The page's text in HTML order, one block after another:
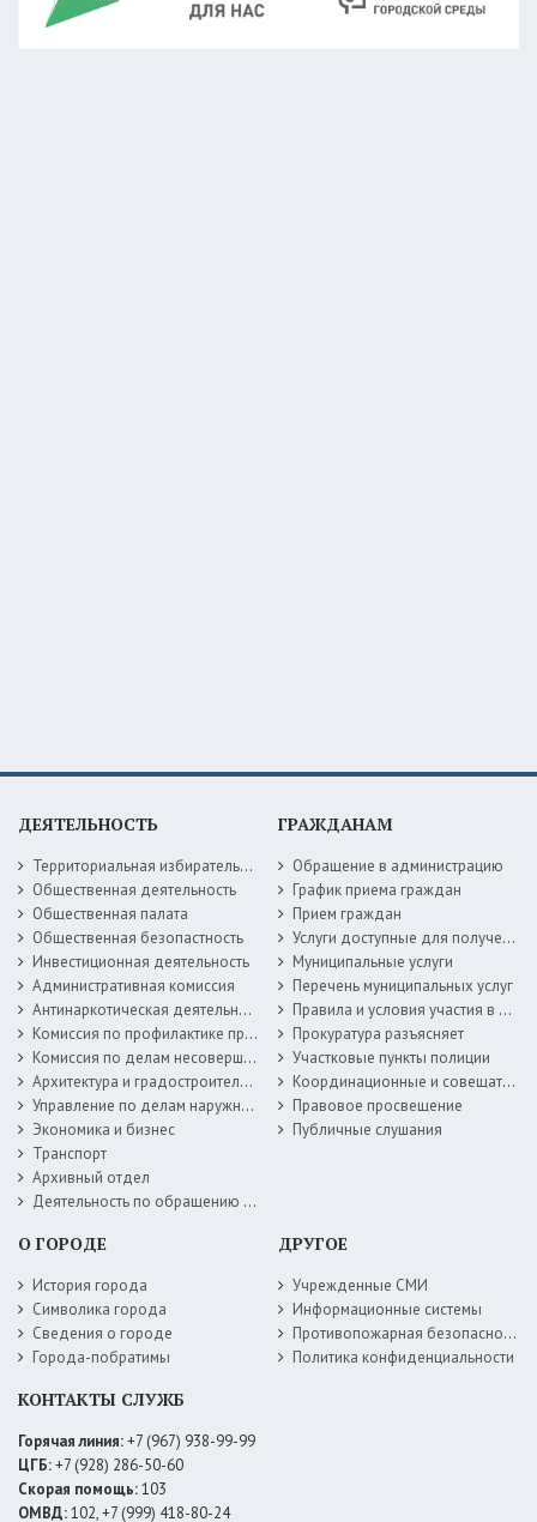
ДЕЯТЕЛЬНОСТЬ
Территориальная избирательная комиссия
Общественная деятельность
Общественная палата
Общественная безопастность
Инвестиционная деятельность
Административная комиссия
Антинаркотическая деятельность
Комиссия по профилактике правонарушений
Комиссия по делам несовершеннолетних
Архитектура и градостроительство
Управление по делам наружной рекламы
Экономика и бизнес
Транспорт
Архивный отдел
Деятельность по обращению с животными без владельцев
ГРАЖДАНАМ
Обращение в администрацию
График приема граждан
Прием граждан
Услуги доступные для получения в электронной форме
Муниципальные услуги
Перечень муниципальных услуг
Правила и условия участия в жилищных программах
Прокуратура разъясняет
Участковые пункты полиции
Координационные и совещательные органы
Правовое просвещение
Публичные слушания
О ГОРОДЕ
История города
Символика города
Сведения о городе
Города-побратимы
ДРУГОЕ
Учрежденные СМИ
Информационные системы
Противопожарная безопасность
Политика конфиденциальности
КОНТАКТЫ СЛУЖБ
Горячая линия:+7 (967) 938-99-99
ЦГБ:+7 (928) 286-50-60
Скорая помощь:103
ОМВД:102, +7 (999) 418-80-24